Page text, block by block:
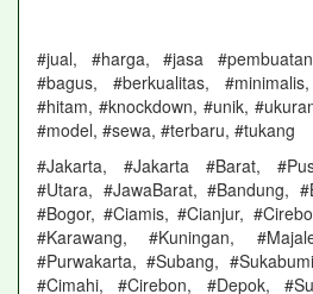
#jual, #harga, #jasa
#bagus, #berkualitas,
#hitam, #knockdown, #unik,
#model, #sewa, #terbaru, #tukang
#Jakarta, #Jakarta #Barat,
#Utara, #JawaBarat, #Bandung,
#Bogor, #Ciamis, #Cianjur,
#Karawang, #Kuningan,
#Purwakarta, #Subang,
#Cimahi, #Cirebon, #Depok,